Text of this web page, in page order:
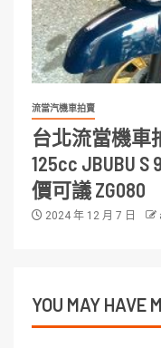
流當汽機車拍賣
台北流當機車
125cc JBUBU
價可議 ZG080
2024 年 12 月 7 日
YOU MAY HAVE